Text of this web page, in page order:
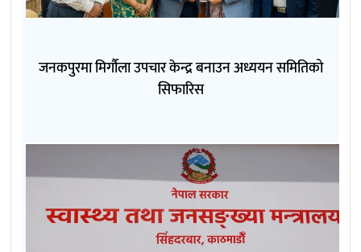
जनकपुरमा मिर्गौला उपचार केन्द्र बनाउन अध्ययन समितिको
सिफारिस